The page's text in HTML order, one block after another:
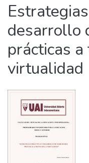
desarrollo
prácticas
virtualidad